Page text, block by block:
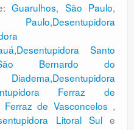
Guarulhos, São Paulo,
,Desentupidora
,Desentupidora Santo
São Bernardo do
,Desentupidora
Ferraz de
Ferraz de Vasconcelos ,
Litoral Sule